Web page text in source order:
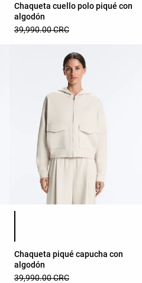
Chaqueta cuello polo piqué con
algodón
39,990.00 CRC
Lista de colores del producto
Chaqueta piqué capucha con
algodón
39,990.00 CRC